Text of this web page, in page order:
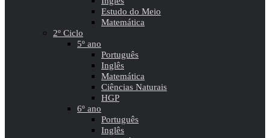
Estudo do Meio
Matemática
2º Ciclo
5º ano
Português
Inglês
Matemática
Ciências Naturais
HGP
6º ano
Português
Inglês